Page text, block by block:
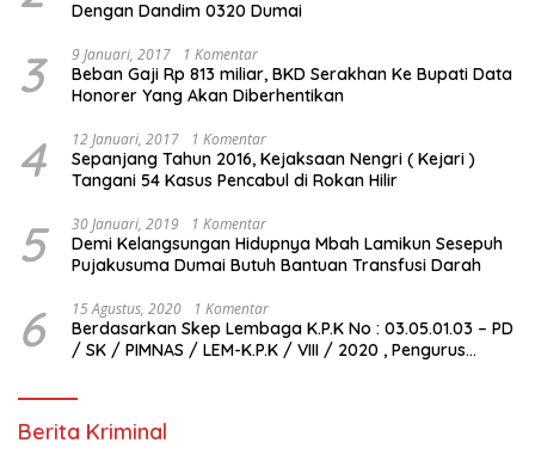
Dengan Dandim 0320 Dumai
3 9 Januari, 2017 1 Komentar
Beban Gaji Rp 813 miliar, BKD Serakhan Ke Bupati Data
Honorer Yang Akan Diberhentikan
4 12 Januari, 2017 1 Komentar
Sepanjang Tahun 2016, Kejaksaan Nengri ( Kejari )
Tangani 54 Kasus Pencabul di Rokan Hilir
5 30 Januari, 2019 1 Komentar
Demi Kelangsungan Hidupnya Mbah Lamikun Sesepuh
Pujakusuma Dumai Butuh Bantuan Transfusi Darah
6 15 Agustus, 2020 1 Komentar
Berdasarkan Skep Lembaga K.P.K No : 03.05.01.03 – PD
/ SK / PIMNAS / LEM-K.P.K / VIII / 2020 , Pengurus
Berita Kriminal